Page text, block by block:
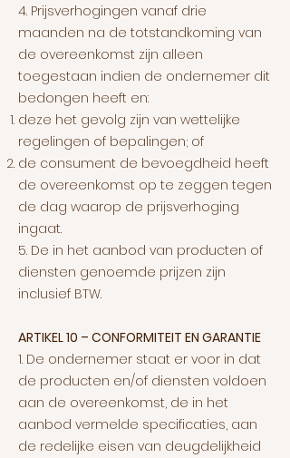
4. Prijsverhogingen vanaf drie
maanden na de totstandkoming van
de overeenkomst zijn alleen
toegestaan indien de ondernemer dit
bedongen heeft en:
deze het gevolg zijn van wettelijke
regelingen of bepalingen; of
de consument de bevoegdheid heeft
de overeenkomst op te zeggen tegen
de dag waarop de prijsverhoging
ingaat.
5. De in het aanbod van producten of
diensten genoemde prijzen zijn
inclusief BTW.
ARTIKEL 10 – CONFORMITEIT EN GARANTIE
1. De ondernemer staat er voor in dat
de producten en/of diensten voldoen
aan de overeenkomst, de in het
aanbod vermelde specificaties, aan
de redelijke eisen van deugdelijkheid